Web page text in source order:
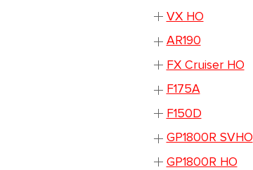
VX HO
AR190
FX Cruiser HO
F175A
F150D
GP1800R SVHO
GP1800R HO